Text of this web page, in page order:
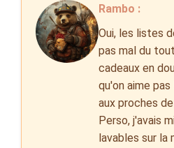
Rambo :
Oui, les listes
pas mal du
cadeaux en
qu'on aime
aux proches
Perso, j'avais
lavables sur la